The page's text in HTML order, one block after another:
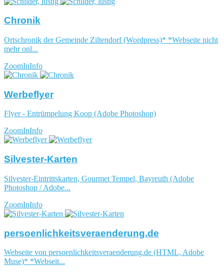
Chronik
Ortschronik der Gemeinde Ziltendorf (Wordpress)* *Webseite nicht
mehr onl...
ZoomInInfo
Werbeflyer
Flyer - Entrümpelung Koop (Adobe Photoshop)
ZoomInInfo
Silvester-Karten
Silvester-Eintrittskarten, Gourmet Tempel, Bayreuth (Adobe
Photoshop / Adobe...
ZoomInInfo
persoenlichkeitsveraenderung.de
Webseite von persoenlichkeitsveraenderung.de (HTML, Adobe
Muse)* *Webseit...